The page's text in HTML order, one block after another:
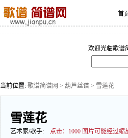
首
欢迎光临歌谱
当前位置: 歌谱简谱网 > 葫芦丝谱 > 雪莲花
雪莲花
艺术家/歌手: 点击： 1000 图片可能经过